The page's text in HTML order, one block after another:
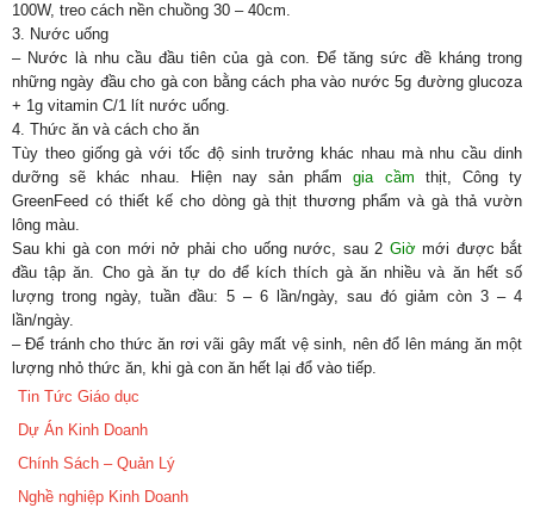
100W, treo cách nền chuồng 30 – 40cm.
3. Nước uống
– Nước là nhu cầu đầu tiên của gà con. Để tăng sức đề kháng trong
những ngày đầu cho gà con bằng cách pha vào nước 5g đường glucoza
+ 1g vitamin C/1 lít nước uống.
4. Thức ăn và cách cho ăn
Tùy theo giống gà với tốc độ sinh trưởng khác nhau mà nhu cầu dinh
dưỡng sẽ khác nhau. Hiện nay sản phẩmgia cầm thịt, Công ty
GreenFeed có thiết kế cho dòng gà thịt thương phẩm và gà thả vườn
lông màu.
Sau khi gà con mới nở phải cho uống nước, sau 2 Giờmới được bắt
đầu tập ăn. Cho gà ăn tự do để kích thích gà ăn nhiều và ăn hết số
lượng trong ngày, tuần đầu: 5 – 6 lần/ngày, sau đó giảm còn 3 – 4
lần/ngày.
– Để tránh cho thức ăn rơi vãi gây mất vệ sinh, nên đổ lên máng ăn một
lượng nhỏ thức ăn, khi gà con ăn hết lại đổ vào tiếp.
Tin Tức Giáo dục
Dự Án Kinh Doanh
Chính Sách – Quản Lý
Nghề nghiệp Kinh Doanh